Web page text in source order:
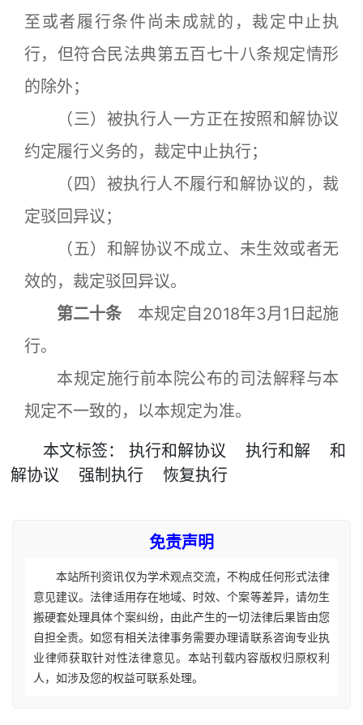
至或者履行条件尚未成就的，裁定中止执
行，但符合民法典第五百七十八条规定情形
的除外；
（三）被执行人一方正在按照和解协议
约定履行义务的，裁定中止执行；
（四）被执行人不履行和解协议的，裁
定驳回异议；
（五）和解协议不成立、未生效或者无
效的，裁定驳回异议。
第二十条 本规定自2018年3月1日起施
行。
本规定施行前本院公布的司法解释与本
规定不一致的，以本规定为准。
本文标签： 执行和解协议 执行和解
和
解协议
强制执行 恢复执行
免责声明
本站所刊资讯仅为学术观点交流，不构成任何形式法律
意见建议。法律适用存在地域、时效、个案等差异，请勿生
搬硬套处理具体个案纠纷，由此产生的一切法律后果皆由您
自担全责。如您有相关法律事务需要办理请联系咨询专业执
业律师获取针对性法律意见。本站刊载内容版权归原权利
人，如涉及您的权益可联系处理。